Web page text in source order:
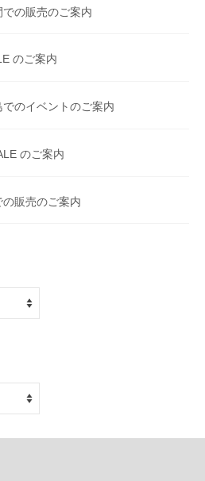
の販売のご案内
のご案内
のイベントのご案内
のご案内
販売のご案内